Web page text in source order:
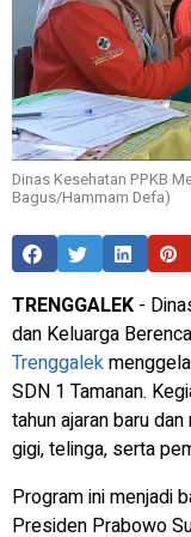
Dinas Kesehatan PPKB
Bagus/Hammam Defa)
TRENGGALEK -
dan Keluarga
Trenggalek
SDN 1 Tamanan.
tahun ajaran baru
gigi, telinga, serta
Program ini menjadi
Presiden Prabowo